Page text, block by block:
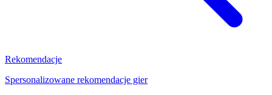
Rekomendacje
Spersonalizowane rekomendacje gier